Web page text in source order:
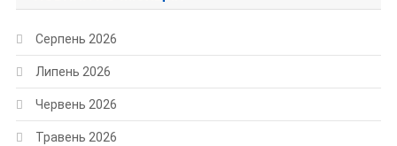
Серпень 2026
Липень 2026
Червень 2026
Травень 2026